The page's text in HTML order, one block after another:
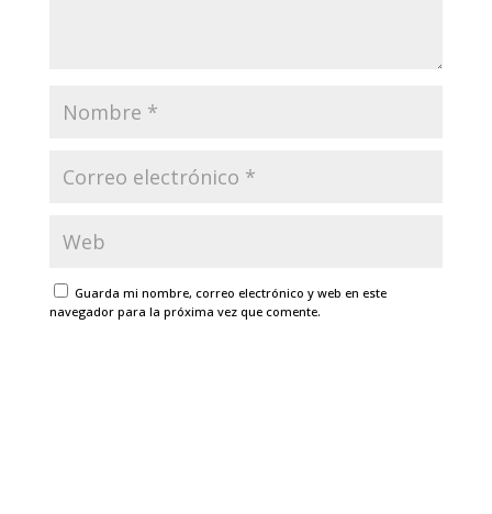
Guarda mi nombre, correo electrónico y web en este
navegador para la próxima vez que comente.